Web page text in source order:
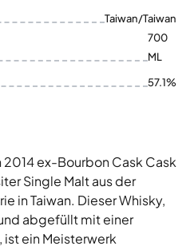
Taiwan/Taiwan
700
ML
57.1%
ex-Bourbon Cask Cask
Single Malt aus der
in Taiwan. Dieser Whisky,
abgefüllt mit einer
ist ein Meisterwerk